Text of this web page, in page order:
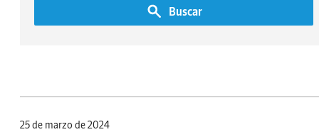
Buscar
25 de marzo de 2024